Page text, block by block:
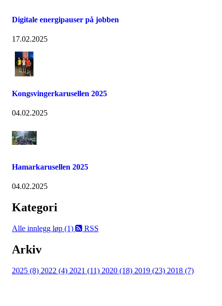
Digitale energipauser på jobben
17.02.2025
Kongsvingerkarusellen 2025
04.02.2025
Hamarkarusellen 2025
04.02.2025
Kategori
Alle innlegg løp (1) RSS
Arkiv
2025 (8) 2022 (4) 2021 (11) 2020 (18) 2019 (23) 2018 (7)